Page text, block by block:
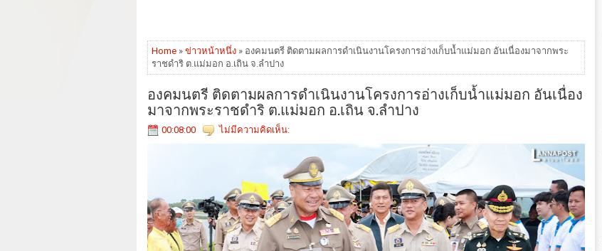
Home » ข่าวหน้าหนึ่ง » องคมนตรี ติดตามผลการดำเนินงานโครงการอ่างเก็บน้ำแม่มอก อันเนื่องมาจากพระ
ราชดำริ ต.แม่มอก อ.เถิน จ.ลำปาง
องคมนตรี ติดตามผลการดำเนินงานโครงการอ่างเก็บน้ำแม่มอก อันเนื่อง
มาจากพระราชดำริ ต.แม่มอก อ.เถิน จ.ลำปาง
00:08:00 ไม่มีความคิดเห็น: